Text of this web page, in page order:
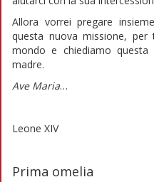
Allora vorrei pregare
questa nuova missione,
mondo e chiediamo
madre.
Ave Maria…
Leone XIV
Prima omelia